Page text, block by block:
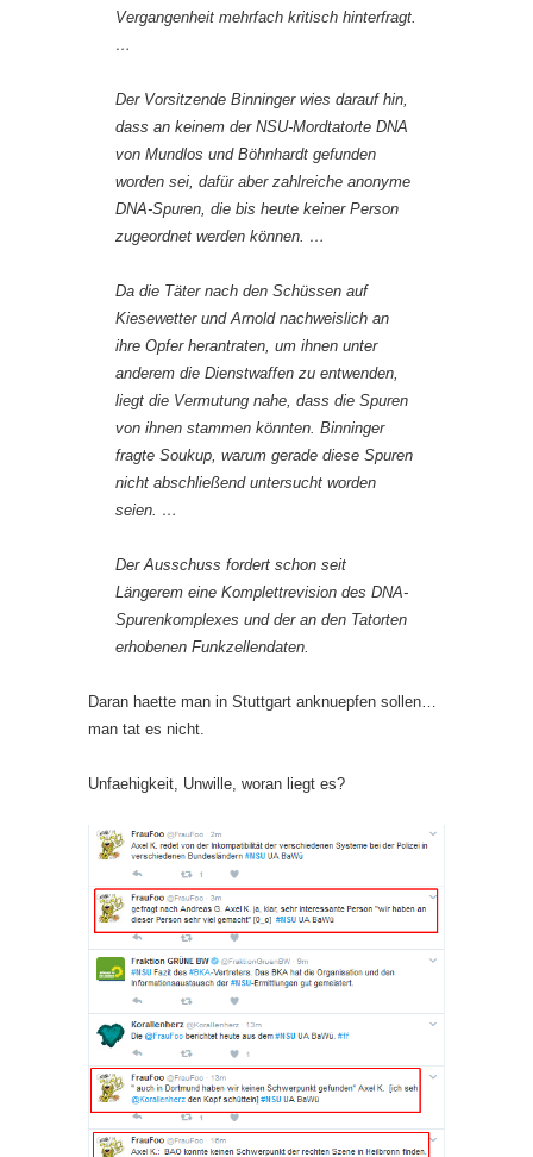
Vergangenheit mehrfach kritisch hinterfragt.
…
Der Vorsitzende Binninger wies darauf hin,
dass an keinem der NSU-Mordtatorte DNA
von Mundlos und Böhnhardt gefunden
worden sei, dafür aber zahlreiche anonyme
DNA-Spuren, die bis heute keiner Person
zugeordnet werden können. …
Da die Täter nach den Schüssen auf
Kiesewetter und Arnold nachweislich an
ihre Opfer herantraten, um ihnen unter
anderem die Dienstwaffen zu entwenden,
liegt die Vermutung nahe, dass die Spuren
von ihnen stammen könnten. Binninger
fragte Soukup, warum gerade diese Spuren
nicht abschließend untersucht worden
seien. …
Der Ausschuss fordert schon seit
Längerem eine Komplettrevision des DNA-
Spurenkomplexes und der an den Tatorten
erhobenen Funkzellendaten.
Daran haette man in Stuttgart anknuepfen sollen…
man tat es nicht.
Unfaehigkeit, Unwille, woran liegt es?